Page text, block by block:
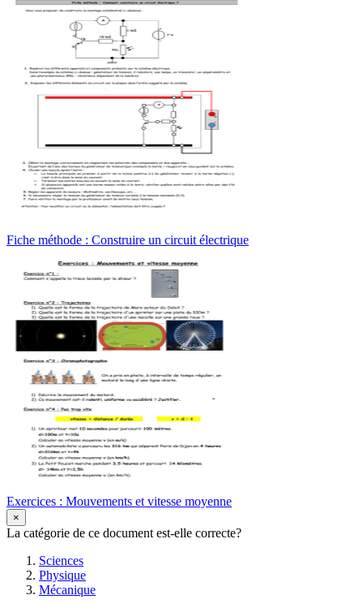
Fiche méthode : Construire un circuit électrique
Exercices : Mouvements et vitesse moyenne
×
La catégorie de ce document est-elle correcte?
Sciences
Physique
Mécanique